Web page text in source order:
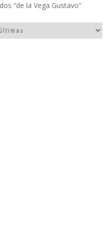
“de la Vega Gustavo”